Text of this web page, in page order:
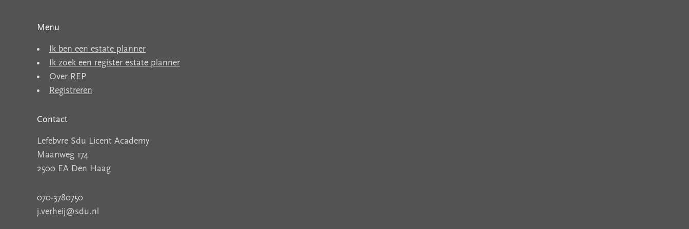
Menu
Ik ben een estate planner
Ik zoek een register estate planner
Over REP
Registreren
Contact
Lefebvre Sdu Licent Academy
Maanweg 174
2500 EA Den Haag
070-3780750
j.verheij@sdu.nl